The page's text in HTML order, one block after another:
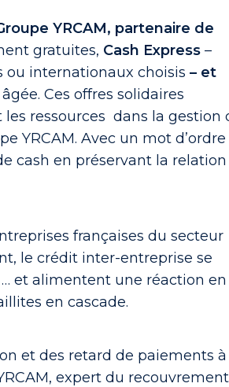
YRCAM, partenaire de
gratuites, Cash Express –
ou internationaux choisis– et
Ces offres solidaires
les ressources dans la gestion
YRCAM. Avec un mot d’ordre
cash en préservant la relation
françaises du secteur
le crédit inter-entreprise se
et alimentent une réaction en
en cascade.
et des retard de paiements à
expert du recouvrement